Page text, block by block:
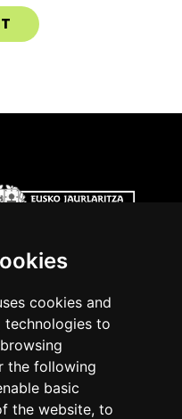
cookies and
to
the following
basic
the website, to